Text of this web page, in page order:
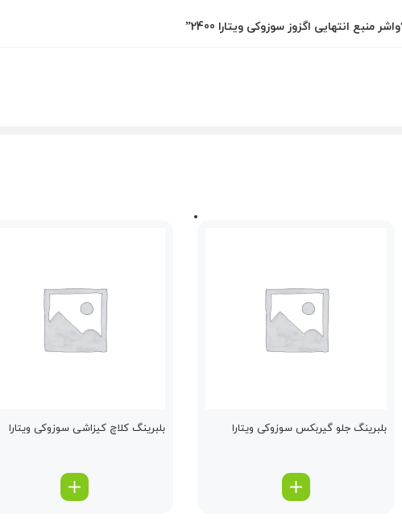
انتهایی اگزوز سوزوکی ویتارا 2400”
بلبرینگ جلو گیربكس سوزوکی ویتارا بلبرینگ كلاچ كیزاشی سوزوکی ویتارا